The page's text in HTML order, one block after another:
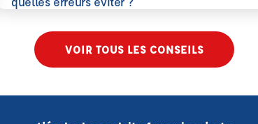
VOIR TOUS LES CONSEILS